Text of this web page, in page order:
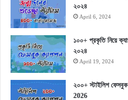
২০২৪
April 6, 2024
১০০+ প্রকৃতি নিয়ে
২০২৪
April 19, 2024
২০০+ স্টাইলিশ ফেসবুক
2026